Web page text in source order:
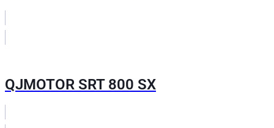
QJMOTOR SRT 800 SX